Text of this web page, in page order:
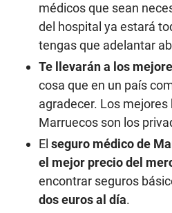
médicos que sean
del hospital ya estará
tengas que adelantar
Te llevarán a los
cosa que en un país
agradecer. Los mejores
Marruecos son los
El seguro médico de
el mejor precio del
encontrar seguros
dos euros al día.